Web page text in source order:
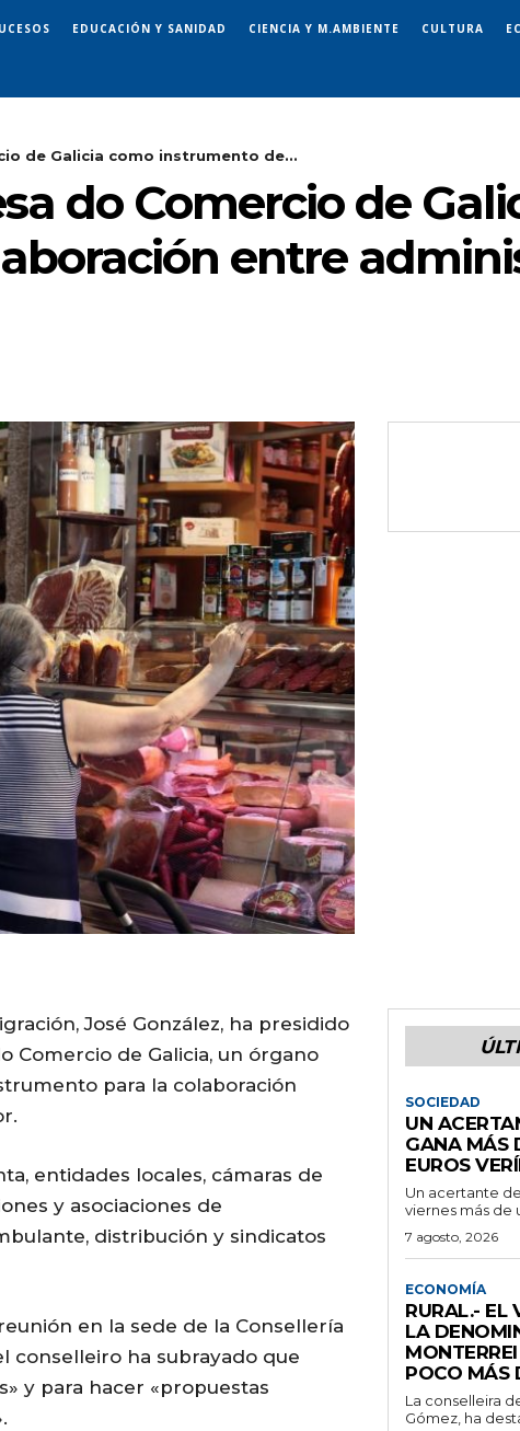
EDUCACIÓN Y SANIDAD CIENCIA Y M.AMBIENTE CULTURA
de Galicia como instrumento de...
do Comercio de
entre
José González, ha presidido
Comercio de Galicia, un órgano
para la colaboración
entidades locales, cámaras de
y asociaciones de
distribución y sindicatos
en la sede de la Consellería
conselleiro ha subrayado que
y para hacer «propuestas
SOCIEDAD
UN
GANA MÁS
EUROS
Un acertante
viernes más de
7 agosto, 2026
ECONOMÍA
RURAL.- EL
LA
POCO MÁS
La conselleira
Gómez, ha